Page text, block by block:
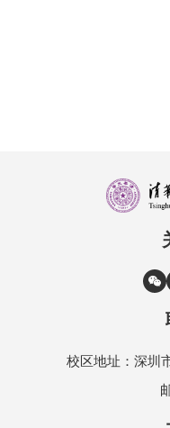
校区地址：深圳